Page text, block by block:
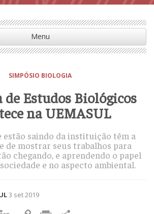
Menu
SIMPÓSIO BIOLOGIA
de Estudos Biológicos
na UEMASUL
estão saindo da instituição têm a
de mostrar seus trabalhos para
chegando, e aprendendo o papel
e no aspecto ambiental.
3 set 2019